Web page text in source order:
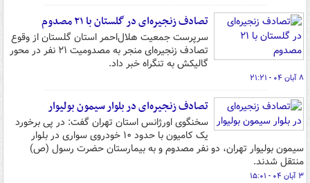
تصادف زنجیره‌ای در گلستان با ۲۱ مصدوم
سرپرست جمعیت هلال‌احمر استان گلستان از وقوع
تصادف زنجیره‌ای منجر به مصدومیت ۲۱ نفر در محور
گالیکش به تنگراه خبر داد.
۸ آبان ۰۴ - ۲۱:۲۱
تصادف زنجیره‌ای در بلوار سیمون بولیوار
سخنگوی اورژانس استان تهران گفت: در پی برخورد
یک کامیون با حدود ۱۰ خودروی سواری در بلوار
سیمون بولیوار تهران، دو نفر مصدوم و به بیمارستان حضرت رسول (ص)
منتقل شدند.
۳ آبان ۰۴ - ۱۵:۰۱